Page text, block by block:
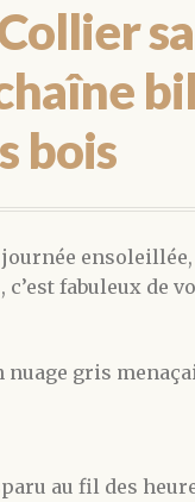
bois
c’est fabuleux de
nuage gris
au fil des